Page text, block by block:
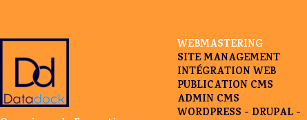
WEBMASTERING
SITE MANAGEMENT
INTÉGRATION WEB
PUBLICATION CMS
ADMIN CMS
WORDPRESS - DRUPAL -